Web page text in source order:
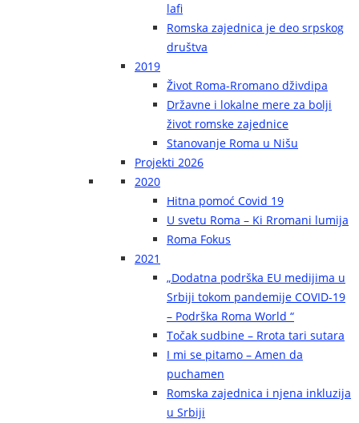
lafi
Romska zajednica je deo srpskog
društva
2019
Život Roma-Rromano dživdipa
Državne i lokalne mere za bolji
život romske zajednice
Stanovanje Roma u Nišu
Projekti 2026
2020
Hitna pomoć Covid 19
U svetu Roma – Ki Rromani lumija
Roma Fokus
2021
„Dodatna podrška EU medijima u
Srbiji tokom pandemije COVID-19
– Podrška Roma World “
Točak sudbine – Rrota tari sutara
I mi se pitamo – Amen da
puchamen
Romska zajednica i njena inkluzija
u Srbiji